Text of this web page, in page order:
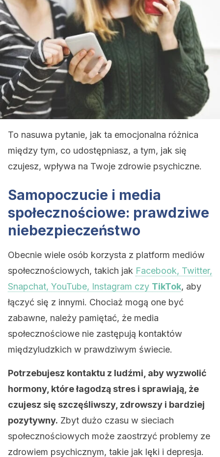
To nasuwa pytanie, jak ta emocjonalna różnica
między tym, co udostępniasz, a tym, jak się
czujesz, wpływa na Twoje zdrowie psychiczne.
Samopoczucie i media
społecznościowe: prawdziwe
niebezpieczeństwo
Obecnie wiele osób korzysta z platform mediów
społecznościowych, takich jak Facebook, Twitter,
Snapchat, YouTube, Instagram czy TikTok, aby
łączyć się z innymi. Chociaż mogą one być
zabawne, należy pamiętać, że media
społecznościowe nie zastępują kontaktów
międzyludzkich w prawdziwym świecie.
Potrzebujesz kontaktu z ludźmi, aby wyzwolić
hormony, które łagodzą stres i sprawiają, że
czujesz się szczęśliwszy, zdrowszy i bardziej
pozytywny. Zbyt dużo czasu w sieciach
społecznościowych może zaostrzyć problemy ze
zdrowiem psychicznym, takie jak lęki i depresja.